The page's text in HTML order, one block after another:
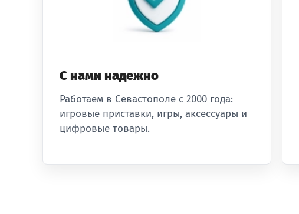
С нами надежно
Работаем в Севастополе с 2000 года:
игровые приставки, игры, аксессуары и
цифровые товары.